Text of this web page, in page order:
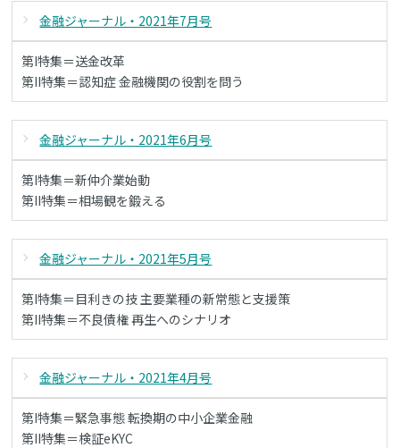
金融ジャーナル・2021年7月号
第I特集＝送金改革
第II特集＝認知症 金融機関の役割を問う
金融ジャーナル・2021年6月号
第I特集＝新仲介業始動
第II特集＝相場観を鍛える
金融ジャーナル・2021年5月号
第I特集＝目利きの技 主要業種の新常態と支援策
第II特集＝不良債権 再生へのシナリオ
金融ジャーナル・2021年4月号
第I特集＝緊急事態 転換期の中小企業金融
第II特集＝検証eKYC